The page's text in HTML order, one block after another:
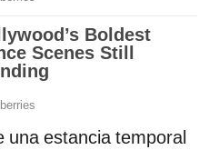
una estancia temporal